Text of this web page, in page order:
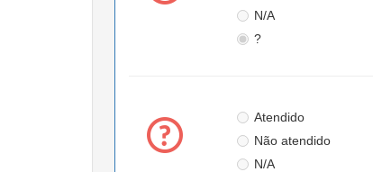
N/A
?
Atendido
Não atendido
N/A